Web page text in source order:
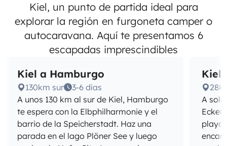
Kiel, un punto de partida ideal para
explorar la región en furgoneta camper o
autocaravana. Aquí te presentamos 6
escapadas imprescindibles
Kiel a Hamburgo
130km sur
3-6 días
A unos 130 km al sur de Kiel, Hamburgo
te espera con la Elbphilharmonie y el
barrio de la Speicherstadt. Haz una
parada en el lago Plöner See y luego
Kiel
A
playa